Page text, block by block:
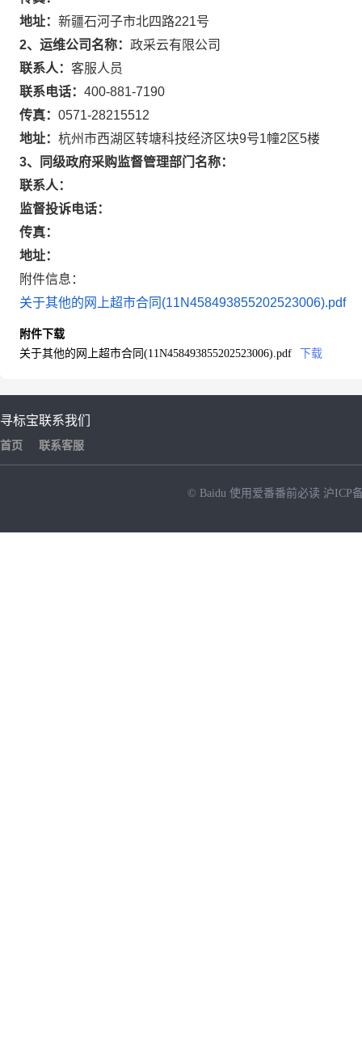
地址： 新疆石河子市北四路221号
2、运维公司名称： 政采云有限公司
联系人： 客服人员
联系电话： 400-881-7190
传真： 0571-28215512
地址： 杭州市西湖区转塘科技经济区块9号1幢2区5楼
3、同级政府采购监督管理部门名称：
联系人：
监督投诉电话：
传真：
地址：
附件信息：
关于其他的网上超市合同(11N458493855202523006).pdf
附件下载
关于其他的网上超市合同(11N458493855202523006).pdf
下载
寻标宝
首页
联系我们
联系客服
© Baidu 使用爱番番前必读 沪ICP